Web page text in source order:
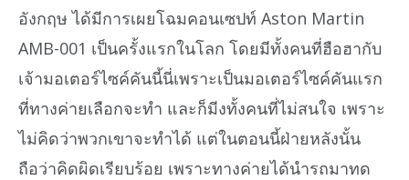
อังกฤษ ได้มีการเผยโฉมคอนเซปท์ Aston Martin
AMB-001 เป็นครั้งแรกในโลก โดยมีทั้งคนที่ฮือฮากับ
เจ้ามอเตอร์ไซค์คันนี้นี่เพราะเป็นมอเตอร์ไซค์คันแรก
ที่ทางค่ายเลือกจะทำ และก็มีงทั้งคนที่ไม่สนใจ เพราะ
ไม่คิดว่าพวกเขาจะทำได้ แต่ในตอนนี้ฝ่ายหลังนั้น
ถือว่าคิดผิดเรียบร้อย เพราะทางค่ายได้นำรถมาทด